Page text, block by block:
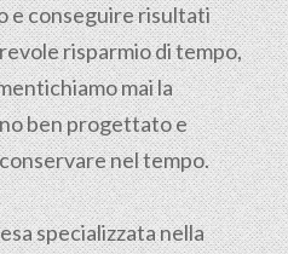
e conseguire risultati
risparmio di tempo,
mai la
ben progettato e
nel tempo.
specializzata nella